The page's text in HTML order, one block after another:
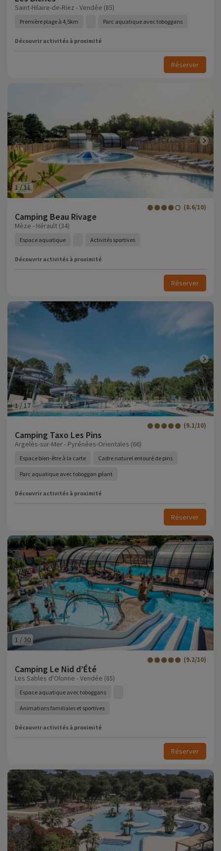
Saint-Hilaire-de-Riez - Vendée (85)
Première plage à 4,5km Parc aquatique avec toboggans
Découvrir activités à proximité
Réserver
1 /11
Camping Beau Rivage
(8.6/10)
Mèze - Hérault (34)
Espace aquatique Activités sportives
Découvrir activités à proximité
Réserver
1/17
Camping Taxo Les Pins
(9.1/10)
Argelès-sur-Mer - Pyrénées-Orientales (66)
Espace bien-être à la carte Cadre naturel entouré de pins
Parc aquatique avec toboggan géant
Découvrir activités à proximité
Réserver
1 /30
Camping Le Nid d’Été
(9.2/10)
Les Sables d'Olonne - Vendée (85)
Espace aquatique avec toboggans
Animations familiales et sportives
Découvrir activités à proximité
Réserver